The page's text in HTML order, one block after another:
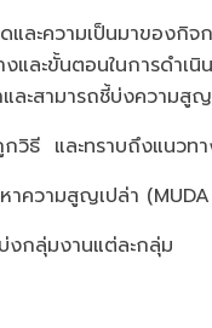
และความเป็นมาของกิจ
และขั้นตอนในการดำเนิ
ละสามารถชี้บ่งความสู
ธี และทราบถึงแนวท
หาความสูญเปล่า
กลุ่มงานแต่ละกลุ่ม